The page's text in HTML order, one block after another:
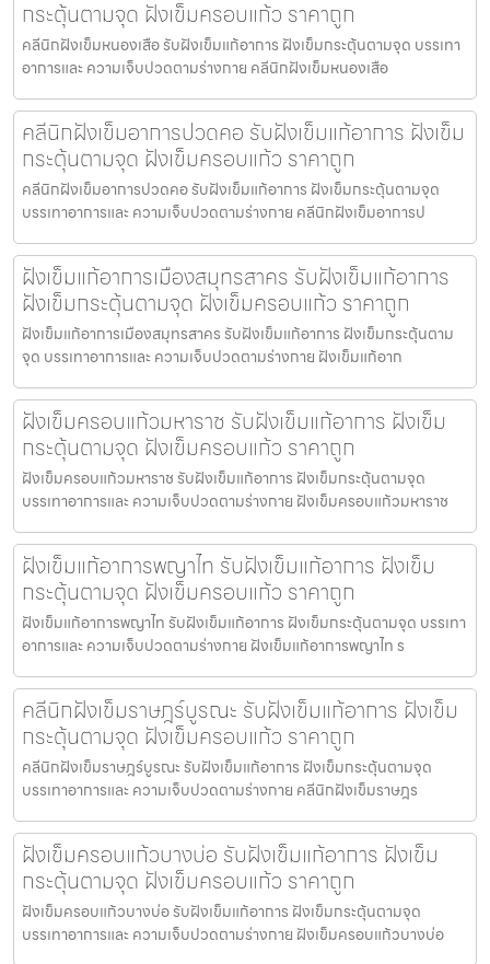
กระตุ้นตามจุด ฝังเข็มครอบแก้ว ราคาถูก
คลีนิกฝังเข็มหนองเสือ รับฝังเข็มแก้อาการ ฝังเข็มกระตุ้นตามจุด บรรเทา
อาการและ ความเจ็บปวดตามร่างกาย คลีนิกฝังเข็มหนองเสือ
คลีนิกฝังเข็มอาการปวดคอ รับฝังเข็มแก้อาการ ฝังเข็ม
กระตุ้นตามจุด ฝังเข็มครอบแก้ว ราคาถูก
คลีนิกฝังเข็มอาการปวดคอ รับฝังเข็มแก้อาการ ฝังเข็มกระตุ้นตามจุด
บรรเทาอาการและ ความเจ็บปวดตามร่างกาย คลีนิกฝังเข็มอาการป
ฝังเข็มแก้อาการเมืองสมุทรสาคร รับฝังเข็มแก้อาการ
ฝังเข็มกระตุ้นตามจุด ฝังเข็มครอบแก้ว ราคาถูก
ฝังเข็มแก้อาการเมืองสมุทรสาคร รับฝังเข็มแก้อาการ ฝังเข็มกระตุ้นตาม
จุด บรรเทาอาการและ ความเจ็บปวดตามร่างกาย ฝังเข็มแก้อาก
ฝังเข็มครอบแก้วมหาราช รับฝังเข็มแก้อาการ ฝังเข็ม
กระตุ้นตามจุด ฝังเข็มครอบแก้ว ราคาถูก
ฝังเข็มครอบแก้วมหาราช รับฝังเข็มแก้อาการ ฝังเข็มกระตุ้นตามจุด
บรรเทาอาการและ ความเจ็บปวดตามร่างกาย ฝังเข็มครอบแก้วมหาราช
ฝังเข็มแก้อาการพญาไท รับฝังเข็มแก้อาการ ฝังเข็ม
กระตุ้นตามจุด ฝังเข็มครอบแก้ว ราคาถูก
ฝังเข็มแก้อาการพญาไท รับฝังเข็มแก้อาการ ฝังเข็มกระตุ้นตามจุด บรรเทา
อาการและ ความเจ็บปวดตามร่างกาย ฝังเข็มแก้อาการพญาไท ร
คลีนิกฝังเข็มราษฎร์บูรณะ รับฝังเข็มแก้อาการ ฝังเข็ม
กระตุ้นตามจุด ฝังเข็มครอบแก้ว ราคาถูก
คลีนิกฝังเข็มราษฎร์บูรณะ รับฝังเข็มแก้อาการ ฝังเข็มกระตุ้นตามจุด
บรรเทาอาการและ ความเจ็บปวดตามร่างกาย คลีนิกฝังเข็มราษฎร
ฝังเข็มครอบแก้วบางบ่อ รับฝังเข็มแก้อาการ ฝังเข็ม
กระตุ้นตามจุด ฝังเข็มครอบแก้ว ราคาถูก
ฝังเข็มครอบแก้วบางบ่อ รับฝังเข็มแก้อาการ ฝังเข็มกระตุ้นตามจุด
บรรเทาอาการและ ความเจ็บปวดตามร่างกาย ฝังเข็มครอบแก้วบางบ่อ